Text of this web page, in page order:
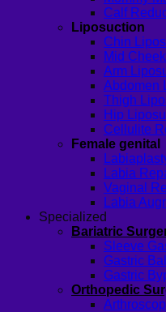
Calf
Liposuction
Chin
Mid
Arm
Abdomen
Thigh
Hip
Cellulite
Female genital
Labia
Vaginal
Labia
Specialized
Bariatric
Sleeve
Gastric
Gastric
Orthopedic